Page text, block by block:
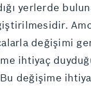
yerlerde
değişimi
ihtiyaç
değişime